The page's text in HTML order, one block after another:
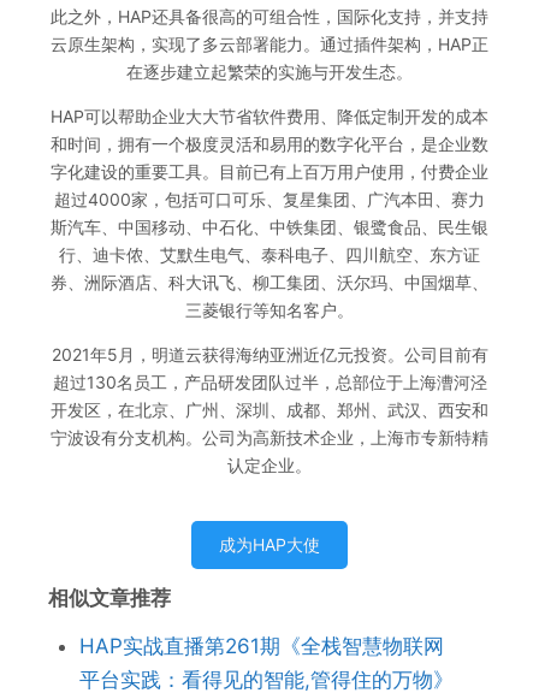
此之外，HAP还具备很高的可组合性，国际化支持，并支持
云原生架构，实现了多云部署能力。通过插件架构，HAP正
在逐步建立起繁荣的实施与开发生态。
HAP可以帮助企业大大节省软件费用、降低定制开发的成本
和时间，拥有一个极度灵活和易用的数字化平台，是企业数
字化建设的重要工具。目前已有上百万用户使用，付费企业
超过4000家，包括可口可乐、复星集团、广汽本田、赛力
斯汽车、中国移动、中石化、中铁集团、银鹭食品、民生银
行、迪卡侬、艾默生电气、泰科电子、四川航空、东方证
券、洲际酒店、科大讯飞、柳工集团、沃尔玛、中国烟草、
三菱银行等知名客户。
2021年5月，明道云获得海纳亚洲近亿元投资。公司目前有
超过130名员工，产品研发团队过半，总部位于上海漕河泾
开发区，在北京、广州、深圳、成都、郑州、武汉、西安和
宁波设有分支机构。公司为高新技术企业，上海市专新特精
认定企业。
成为HAP大使
相似文章推荐
HAP实战直播第261期《全栈智慧物联网
平台实践：看得见的智能,管得住的万物》